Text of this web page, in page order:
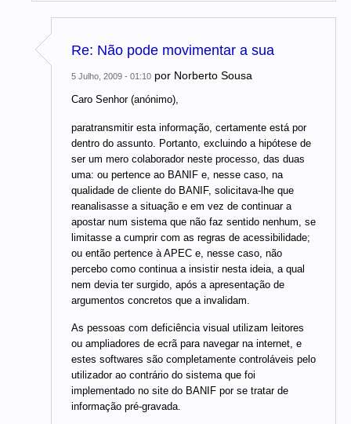
Re: Não pode movimentar a sua
5 Julho, 2009 - 01:10 por Norberto Sousa
Caro Senhor (anónimo),
paratransmitir esta informação, certamente está por
dentro do assunto. Portanto, excluindo a hipótese de
ser um mero colaborador neste processo, das duas
uma: ou pertence ao BANIF e, nesse caso, na
qualidade de cliente do BANIF, solicitava-lhe que
reanalisasse a situação e em vez de continuar a
apostar num sistema que não faz sentido nenhum, se
limitasse a cumprir com as regras de acessibilidade;
ou então pertence à APEC e, nesse caso, não
percebo como continua a insistir nesta ideia, a qual
nem devia ter surgido, após a apresentação de
argumentos concretos que a invalidam.
As pessoas com deficiência visual utilizam leitores
ou ampliadores de ecrã para navegar na internet, e
estes softwares são completamente controláveis pelo
utilizador ao contrário do sistema que foi
implementado no site do BANIF por se tratar de
informação pré-gravada.